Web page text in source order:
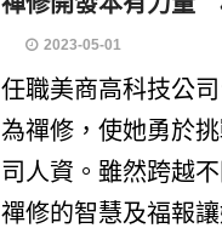
2023-05-01
任職美商高科技公
為禪修，使她勇於
司人資。雖然跨越
禪修的智慧及福報